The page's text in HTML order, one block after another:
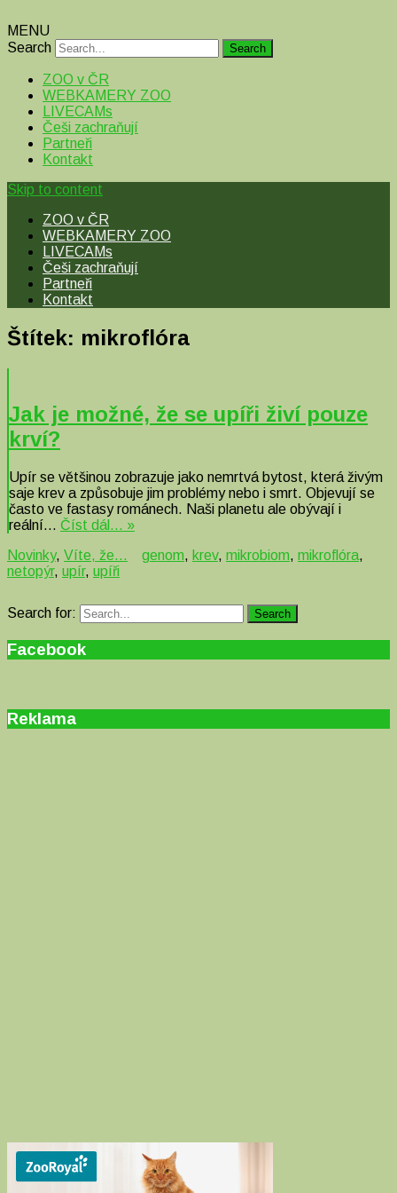
MENU
Search
ZOO v ČR
WEBKAMERY ZOO
LIVECAMs
Češi zachraňují
Partneři
Kontakt
Skip to content
ZOO v ČR
WEBKAMERY ZOO
LIVECAMs
Češi zachraňují
Partneři
Kontakt
Štítek: mikroflóra
Jak je možné, že se upíři živí pouze
krví?
Upír se většinou zobrazuje jako nemrtvá bytost, která živým
saje krev a způsobuje jim problémy nebo i smrt. Objevují se
často ve fastasy románech. Naši planetu ale obývají i
reální… Číst dál… »
Novinky, Víte, že... genom, krev, mikrobiom, mikroflóra,
netopýr, upír, upíři
Search for: Search
Facebook
Reklama